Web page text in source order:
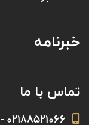
خبرنامه
تماس با ما
۰۲۱۸۸۵۲۱۰۶۶ - ۰۲۱۸۸۵۲۱۰۶۵